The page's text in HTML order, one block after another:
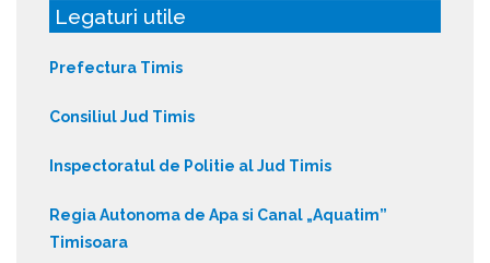
Legaturi utile
Prefectura Timis
Consiliul Jud Timis
Inspectoratul de Politie al Jud Timis
Regia Autonoma de Apa si Canal „Aquatim”
Timisoara